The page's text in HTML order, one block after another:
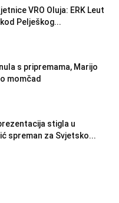
VRO Oluja: ERK Leut
Pelješkog...
s pripremama, Marijo
momčad
stigla u
spreman za Svjetsko...